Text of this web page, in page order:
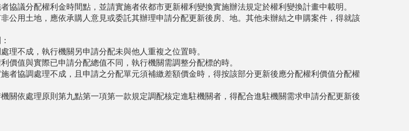
協議分配權利金時間點，並請實施者依都市更新權利變換實施辦法規定於權利變換計畫中載明。
公用土地，應依承購人意見或委託其辦理申請分配更新後房、地。其他未辦結之申購案件，得就該
理不成，執行機關另申請分配未與他人重複之位置時。
價值與實際已申請分配總值不同，執行機關需調整分配標的時。
者協調處理不成，且申請之分配單元須補繳差額價金時，得按該部分更新後應分配權利價值分配權
關依處理原則第九點第一項第一款規定調配核定進駐機關者，得配合進駐機關需求申請分配更新後